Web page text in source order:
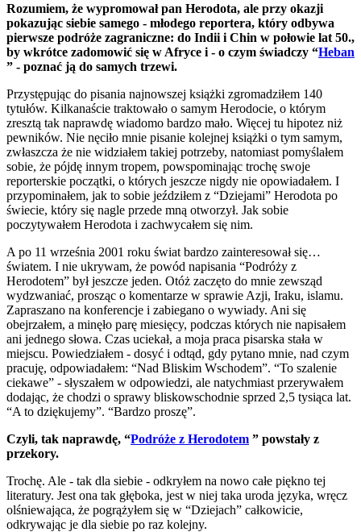
Rozumiem, że wypromował pan Herodota, ale przy okazji
pokazując siebie samego - młodego reportera, który odbywa
pierwsze podróże zagraniczne: do Indii i Chin w połowie lat 50.,
by wkrótce zadomowić się w Afryce i - o czym świadczy “Heban
” - poznać ją do samych trzewi.
Przystępując do pisania najnowszej książki zgromadziłem 140
tytułów. Kilkanaście traktowało o samym Herodocie, o którym
zresztą tak naprawdę wiadomo bardzo mało. Więcej tu hipotez niż
pewników. Nie nęciło mnie pisanie kolejnej książki o tym samym,
zwłaszcza że nie widziałem takiej potrzeby, natomiast pomyślałem
sobie, że pójdę innym tropem, powspominając trochę swoje
reporterskie początki, o których jeszcze nigdy nie opowiadałem. I
przypominałem, jak to sobie jeździłem z “Dziejami” Herodota po
świecie, który się nagle przede mną otworzył. Jak sobie
poczytywałem Herodota i zachwycałem się nim.
A po 11 września 2001 roku świat bardzo zainteresował się…
światem. I nie ukrywam, że powód napisania “Podróży z
Herodotem” był jeszcze jeden. Otóż zaczęto do mnie zewsząd
wydzwaniać, prosząc o komentarze w sprawie Azji, Iraku, islamu.
Zapraszano na konferencje i zabiegano o wywiady. Ani się
obejrzałem, a minęło parę miesięcy, podczas których nie napisałem
ani jednego słowa. Czas uciekał, a moja praca pisarska stała w
miejscu. Powiedziałem - dosyć i odtąd, gdy pytano mnie, nad czym
pracuję, odpowiadałem: “Nad Bliskim Wschodem”. “To szalenie
ciekawe” - słyszałem w odpowiedzi, ale natychmiast przerywałem
dodając, że chodzi o sprawy bliskowschodnie sprzed 2,5 tysiąca lat.
“A to dziękujemy”. “Bardzo proszę”.
Czyli, tak naprawdę, “Podróże z Herodotem ” powstały z
przekory.
Trochę. Ale - tak dla siebie - odkryłem na nowo całe piękno tej
literatury. Jest ona tak głęboka, jest w niej taka uroda języka, wręcz
olśniewająca, że pogrążyłem się w “Dziejach” całkowicie,
odkrywając je dla siebie po raz kolejny.